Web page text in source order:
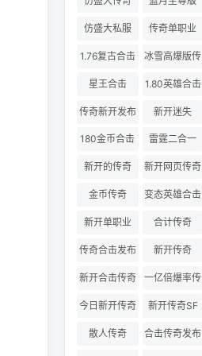
仿盛大私服 传奇单职业
1.76复古合击
冰雪高爆版传
奇
星王合击 1.80英雄合击
传奇新开发布 新开迷失
180金币合击 雷霆二合一
新开的传奇 新开网页传奇
金币传奇 变态英雄合击
新开单职业 合计传奇
传奇合击发布
网
新开传奇
新开合击传奇
一亿倍爆率传
奇
今日新开传奇 新开传奇SF
散人传奇
合击传奇发布